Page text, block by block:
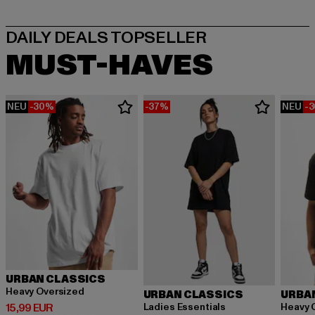
MUST-HAVES
NEU -30%
URBAN CLASSICS
Heavy Oversized
15,99 EUR
Derzeitiger Preis: 15,99 EUR
-37%
URBAN CLASSICS
Ladies Essentials
NEU -
Heavy